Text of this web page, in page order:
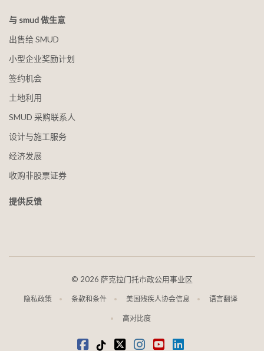
与 smud 做生意
出售给 SMUD
小型企业奖励计划
签约机会
土地利用
SMUD 采购联系人
设计与施工服务
经济发展
收购非股票证券
提供反馈
© 2026 萨克拉门托市政公用事业区
隐私政策 条款和条件 美国残疾人协会信息 语言翻译
高对比度
在 Facebook 上
抖音叽叽喳喳
Instagram
视频LinkedIn